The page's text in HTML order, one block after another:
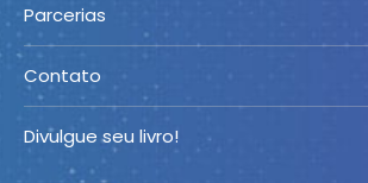
Parcerias
Contato
Divulgue seu livro!